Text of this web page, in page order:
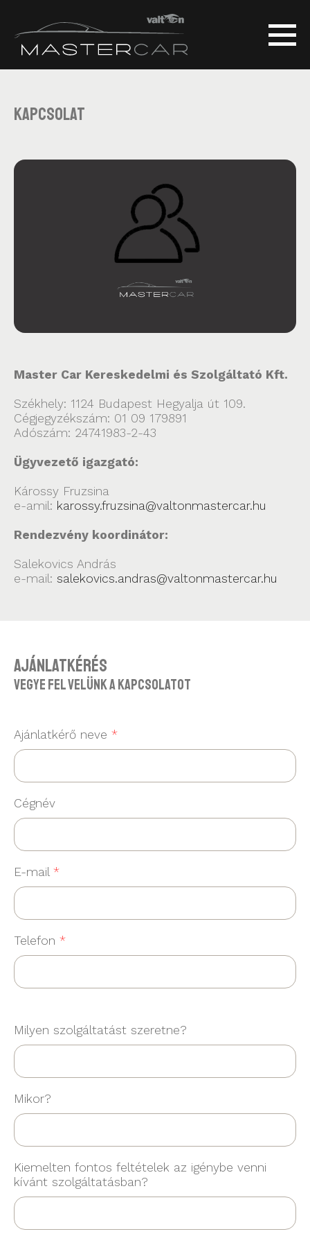
Kapcsolat
Master Car Kereskedelmi és Szolgáltató Kft.
Székhely: 1124 Budapest Hegyalja út 109.
Cégjegyzékszám: 01 09 179891
Adószám: 24741983-2-43
Ügyvezető igazgató:
Károssy Fruzsina
e-amil: karossy.fruzsina@valtonmastercar.hu
Rendezvény koordinátor:
Salekovics András
e-mail: salekovics.andras@valtonmastercar.hu
Ajánlatkérés
Vegye fel velünk a kapcsolatot
Ajánlatkérő neve *
Cégnév
E-mail *
Telefon *
Milyen szolgáltatást szeretne?
Mikor?
Kiemelten fontos feltételek az igénybe venni
kívánt szolgáltatásban?